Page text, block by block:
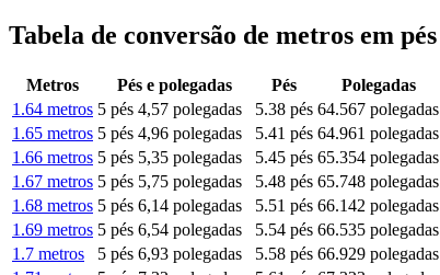
Tabela de conversão de metros em pés
Metros Pés e polegadas Pés
Polegadas
1.64 metros 5 pés 4,57 polegadas 5.38 pés 64.567 polegadas
1.65 metros 5 pés 4,96 polegadas 5.41 pés 64.961 polegadas
1.66 metros 5 pés 5,35 polegadas 5.45 pés 65.354 polegadas
1.67 metros 5 pés 5,75 polegadas 5.48 pés 65.748 polegadas
1.68 metros 5 pés 6,14 polegadas 5.51 pés 66.142 polegadas
1.69 metros 5 pés 6,54 polegadas 5.54 pés 66.535 polegadas
1.7 metros
5 pés 6,93 polegadas 5.58 pés 66.929 polegadas